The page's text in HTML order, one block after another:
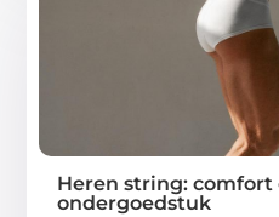
Heren string: comfort
ondergoedstuk